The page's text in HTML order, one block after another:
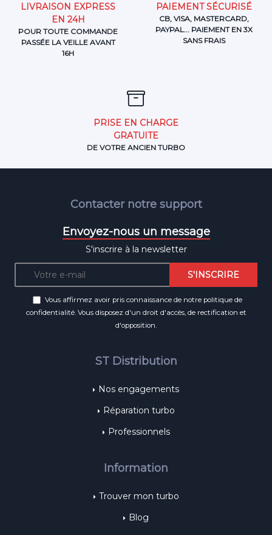
LIVRAISON EXPRESS
EN 24H
POUR TOUTE COMMANDE
PASSÉE LA VEILLE AVANT
16H
PAIEMENT SÉCURISÉ
CB, VISA, MASTERCARD,
PAYPAL... PAIEMENT EN 3X
SANS FRAIS
PRISE EN CHARGE
GRATUITE
DE VOTRE ANCIEN TURBO
Contacter notre support
Envoyez-nous un message
S'inscrire à la newsletter
Vous affirmez avoir pris connaissance de notre politique de
confidentialité. Vous disposez d'un droit d'accès, de rectification et
d'opposition.
ST Distribution
Nos engagements
Réparation turbo
Professionnels
Information
Trouver mon turbo
Blog